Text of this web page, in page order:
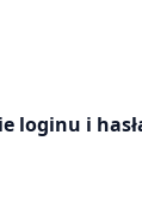
loginu i